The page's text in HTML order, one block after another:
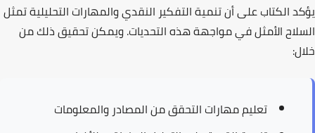
يؤكد الكتاب على أن تنميةالتفكير النقديوالمهارات التحليلية تمثل
السلاح الأمثل في مواجهة هذه التحديات. ويمكن تحقيق ذلك من
خلال:
تعليم مهاراتالتحقق من المصادر والمعلومات